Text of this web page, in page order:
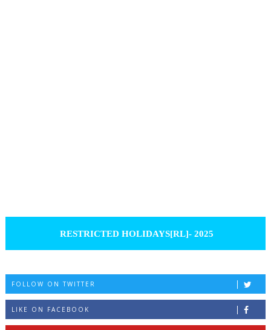
RESTRICTED HOLIDAYS[RL]- 2025
FOLLOW ON TWITTER
LIKE ON FACEBOOK